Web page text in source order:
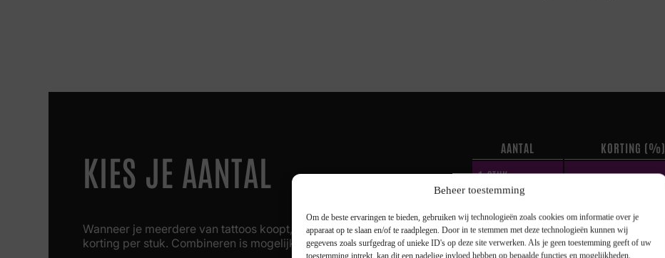
Beheer toestemming
Om de beste ervaringen te bieden, gebruiken wij technologieën zoals cookies om informatie over je
apparaat op te slaan en/of te raadplegen. Door in te stemmen met deze technologieën kunnen wij
gegevens zoals surfgedrag of unieke ID's op deze site verwerken. Als je geen toestemming geeft of uw
toestemming intrekt, kan dit een nadelige invloed hebben op bepaalde functies en mogelijkheden.
KIES JE AANTAL
Wanneer je meerdere van tattoos koopt, krijg je tot maar liefst 25%
korting per stuk. Combineren is mogelijk!
AANTAL KORTING (%)
1STUK —
3 STUKS 15 %